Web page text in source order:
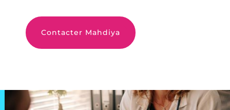
Contacter Mahdiya